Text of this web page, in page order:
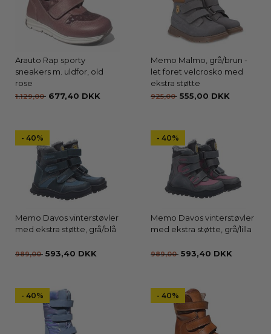
Arauto Rap sporty
sneakers m. uldfor, old
rose
1.129,00 677,40 DKK
Memo Malmo, grå/brun -
let foret velcrosko med
ekstra støtte
925,00 555,00 DKK
- 40%
Memo Davos vinterstøvler
med ekstra støtte, grå/blå
989,00 593,40 DKK
- 40%
Memo Davos vinterstøvler
med ekstra støtte, grå/lilla
989,00 593,40 DKK
- 40% - 40%